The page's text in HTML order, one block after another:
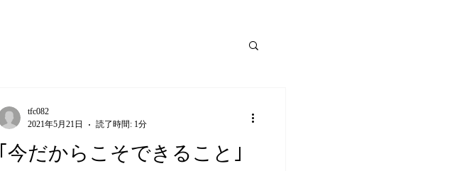
｢今だからこそできること｣
tfc082
2021年5月21日
読了時間: 1分